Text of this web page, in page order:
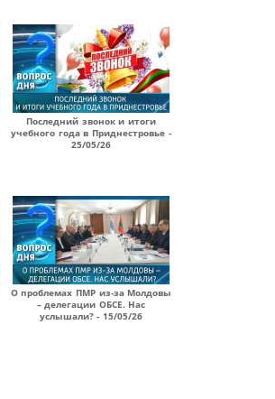
Последний звонок и итоги
учебного года в Приднестровье -
25/05/26
О проблемах ПМР из-за Молдовы
– делегации ОБСЕ. Нас
услышали? - 15/05/26